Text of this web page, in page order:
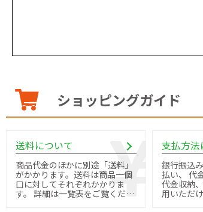
ショッピングガイド
送料について
商品代金のほかに別途「送料」
がかかります。送料は商品一個
口に対してそれぞれかかりま
す。 詳細は一覧表をご覧くださ
支払方法
銀行振込
払い、 代
代金収納
用いただけます。